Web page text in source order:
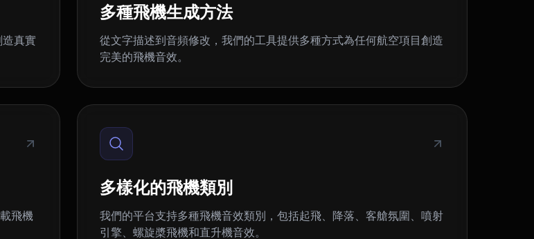
真實
多種飛機生成方法
從文字描述到音頻修改，我們的工具提供多種方式為任何航空項目創造
完美的飛機音效。
飛機
多樣化的飛機類別
我們的平台支持多種飛機音效類別，包括起飛、降落、客艙氛圍、噴射
引擎、螺旋槳飛機和直升機音效。